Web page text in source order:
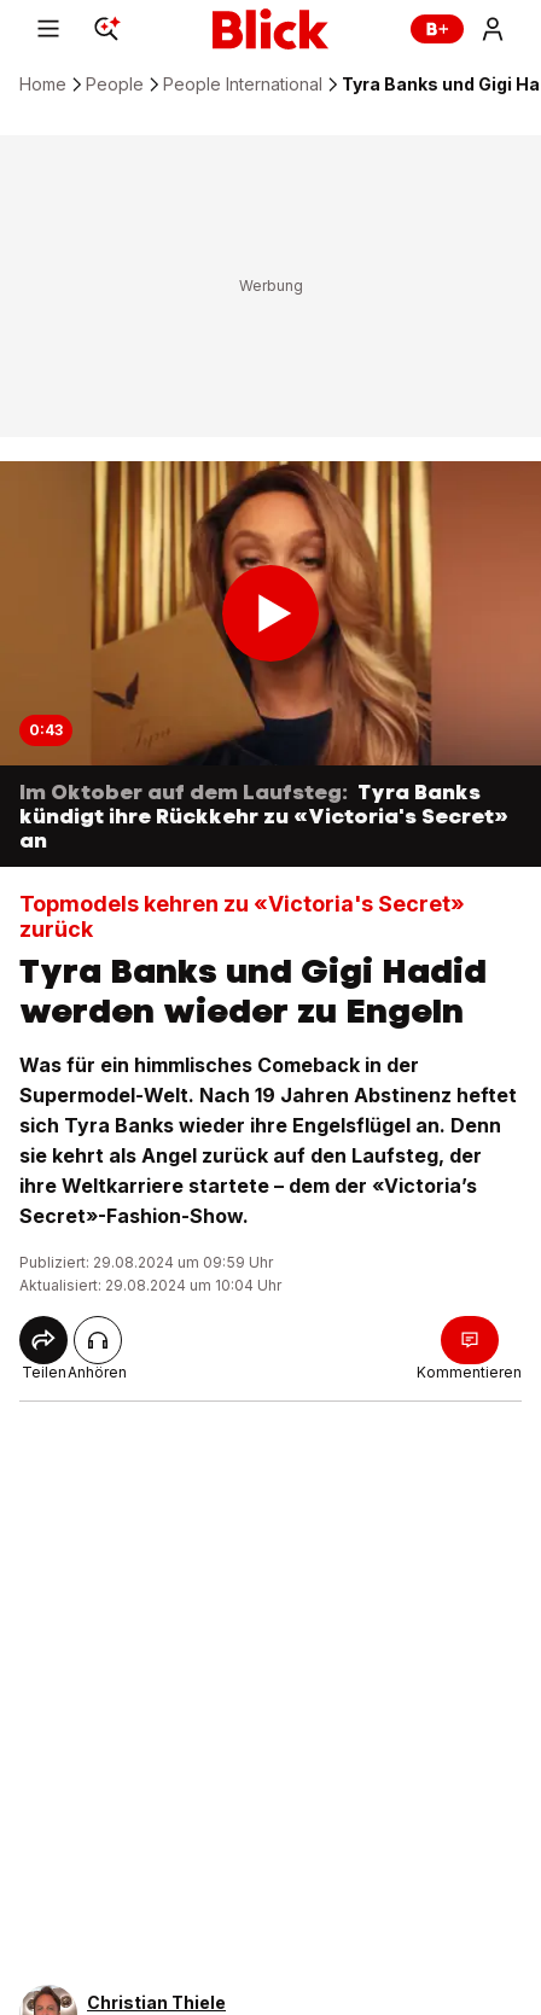
Home People People International Tyra Banks und Gigi
0:43
Im Oktober auf dem Laufsteg: Tyra Banks
kündigt ihre Rückkehr zu «Victoria's Secret»
an
Topmodels kehren zu «Victoria's Secret»
zurück
Tyra Banks und Gigi Hadid
werden wieder zu Engeln
Was für ein himmlisches Comeback in der
Supermodel-Welt. Nach 19 Jahren Abstinenz heftet
sich Tyra Banks wieder ihre Engelsflügel an. Denn
sie kehrt als Angel zurück auf den Laufsteg, der
ihre Weltkarriere startete – dem der «Victoria’s
Secret»-Fashion-Show.
Publiziert: 29.08.2024 um 09:59 Uhr
Aktualisiert: 29.08.2024 um 10:04 Uhr
TeilenAnhören Kommentieren
Christian Thiele